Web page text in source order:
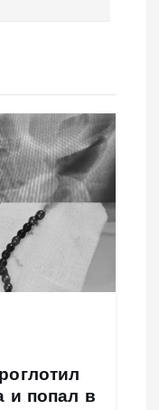
и попал в